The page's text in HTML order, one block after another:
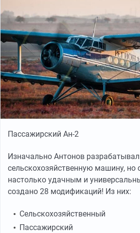
Пассажирский Ан-2
Изначально Антонов разрабатывал
сельскохозяйственную машину, но
настолько удачным и
создано 28 модификаций! Из них:
Сельскохозяйственный
Пассажирский